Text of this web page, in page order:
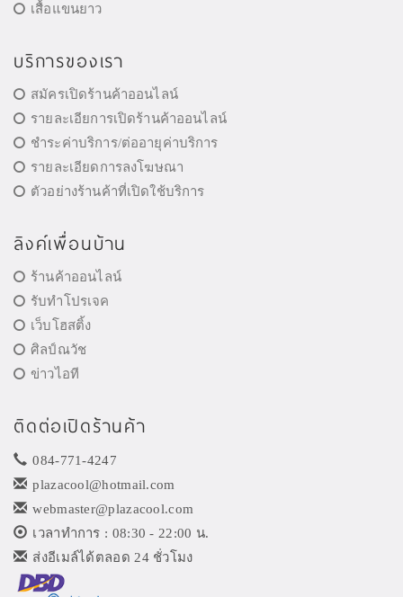
เสื้อแขนยาว
บริการของเรา
สมัครเปิดร้านค้าออนไลน์
รายละเอียการเปิดร้านค้าออนไลน์
ชำระค่าบริการ/ต่ออายุค่าบริการ
รายละเอียดการลงโฆษณา
ตัวอย่างร้านค้าที่เปิดใช้บริการ
ลิงค์เพื่อนบ้าน
ร้านค้าออนไลน์
รับทำโปรเจค
เว็บโฮสติ้ง
ศิลป์ณวัช
ข่าวไอที
ติดต่อเปิดร้านค้า
084-771-4247
plazacool@hotmail.com
webmaster@plazacool.com
เวลาทำการ : 08:30 - 22:00 น.
ส่งอีเมล์ได้ตลอด 24 ชั่วโมง